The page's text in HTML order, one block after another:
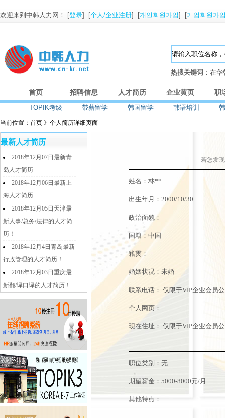
欢迎来到中韩人力网！ [登录] [个人/企业注册] [개인회원가입] [기업회원가
热搜关键词 ：在
首页 招聘信息 人才简历 企业黄页 职
TOPIK考级 带薪留学 韩国留学 韩语培训
当前位置：首页 》个人简历详细页面
最新人才简历
2018年12月07日最新青
岛人才简历
2018年12月06日最新上
海人才简历
2018年12月05日天津最
新人事/总务/法律的人才简
历！
2018年12月4日青岛最新
行政管理的人才简历！
2018年12月03日重庆最
新翻/译口译的人才简历！
若您发
姓名：林**
出生年月：2000/10/30
政治面貌：
国籍：中国
籍贯：
婚姻状况：未婚
联系电话： 仅限于VIP企业会员
个人网页：
现在住址： 仅限于VIP企业会员
职位类别：无
期望薪金：5000-8000元/月
其他特点：